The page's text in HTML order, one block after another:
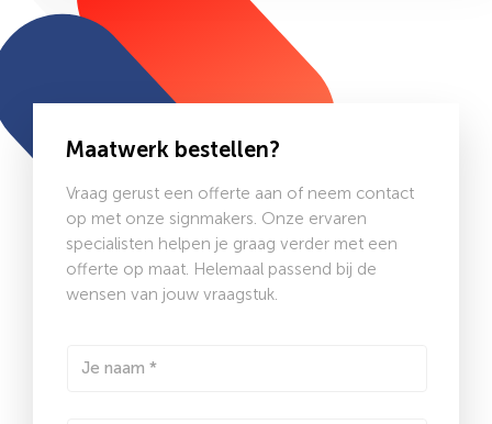
Maatwerk bestellen?
Vraag gerust een offerte aan of neem contact
op met onze signmakers. Onze ervaren
specialisten helpen je graag verder met een
offerte op maat. Helemaal passend bij de
wensen van jouw vraagstuk.